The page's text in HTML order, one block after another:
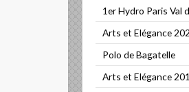
1er Hydro Paris Val
Arts et Elégance
Polo de Bagatelle
Arts et Elégance